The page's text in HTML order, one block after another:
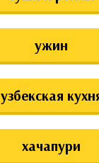
ужин
узбекская
хачапури